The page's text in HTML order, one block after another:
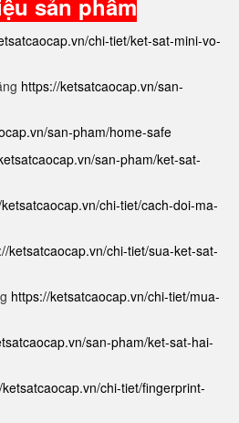
sản phẩm
chi-tiet/ket-sat-mini-vo-
https://ketsatcaocap.vn/san-
san-pham/home-safe
san-pham/ket-sat-
chi-tiet/cach-doi-ma-
ketsatcaocap.vn/chi-tiet/sua-ket-sat-
https://ketsatcaocap.vn/chi-tiet/mua-
san-pham/ket-sat-hai-
chi-tiet/fingerprint-